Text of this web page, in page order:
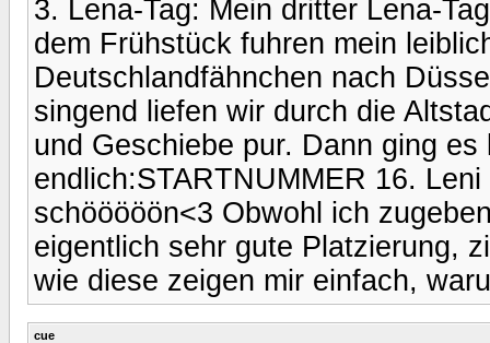
3. Lena-Tag: Mein dritter Lena-
dem Frühstück fuhren mein
Deutschlandfähnchen nach
singend liefen wir durch die
und Geschiebe pur. Dann ging
endlich:STARTNUMMER 16.
schööööön<3 Obwohl ich
eigentlich sehr gute Platzierung,
wie diese zeigen mir einfach,
cue